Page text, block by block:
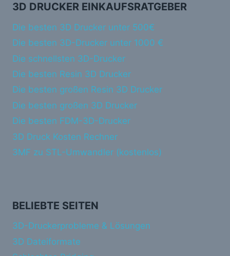
3D DRUCKER EINKAUFSRATGEBER
Die besten 3D Drucker unter 500€
Die besten 3D-Drucker unter 1000 €
Die schnellsten 3D-Drucker
Die besten Resin 3D Drucker
Die besten großen Resin 3D Drucker
Die besten großen 3D Drucker
Die besten FDM-3D-Drucker
3D Druck Kosten Rechner
3MF zu STL-Umwandler (kostenlos)
BELIEBTE SEITEN
3D-Druckerprobleme & Lösungen
3D Dateiformate